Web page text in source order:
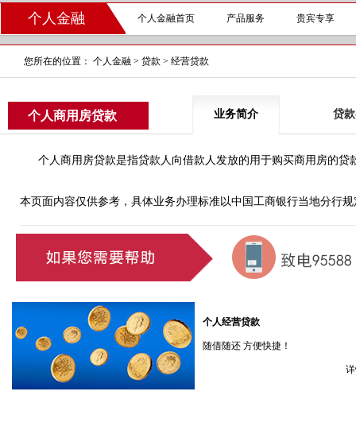
个人金融 个人金融首页 产品服务 贵宾专享
您所在的位置： 个人金融 > 贷款 > 经营贷款
个人商用房贷款 业务简介 贷
个人商用房贷款是指贷款人向借款人发放的用于购买商用房的贷
本页面内容仅供参考，具体业务办理标准以中国工商银行当地分行
个人经营贷款
随借随还 方便快捷！